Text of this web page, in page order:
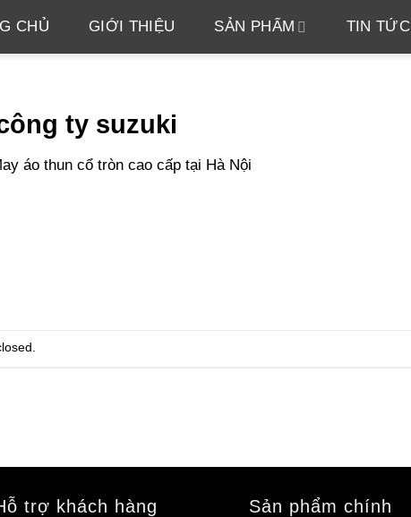
CHỦ GIỚI THIỆU SẢN PHẨM TIN TỨC
ty suzuki
áo thun cổ tròn cao cấp tại Hà Nội
trợ khách hàng Sản phẩm chính